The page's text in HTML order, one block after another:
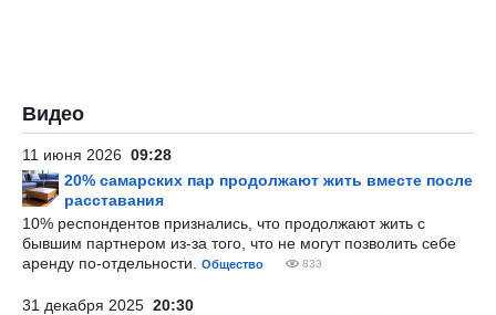
Видео
11 июня 2026 09:28
20% самарских пар продолжают жить вместе после
расставания
10% респондентов признались, что продолжают жить с
бывшим партнером из-за того, что не могут позволить себе
аренду по-отдельности.
Общество 833
31 декабря 2025 20:30